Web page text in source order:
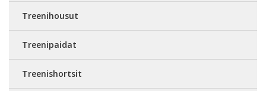
Treenihousut
Treenipaidat
Treenishortsit